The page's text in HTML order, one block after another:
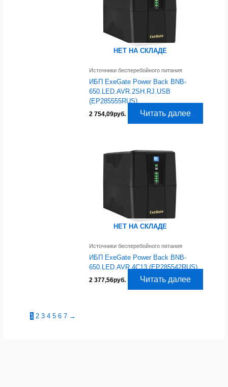
НЕТ НА СКЛАДЕ
Источники бесперебойного питания
ИБП ExeGate Power Back BNB-
650.LED.AVR.2SH.RJ.USB
(EP285555RUS)
2 754,09руб. Читать далее
НЕТ НА СКЛАДЕ
Источники бесперебойного питания
ИБП ExeGate Power Back BNB-
650.LED.AVR.4C13 (EP285542RUS)
2 377,56руб. Читать далее
1 2 3 4 5 6 7 →